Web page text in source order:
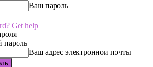
Ваш пароль
Get help
пароль
Ваш адрес электронной почты